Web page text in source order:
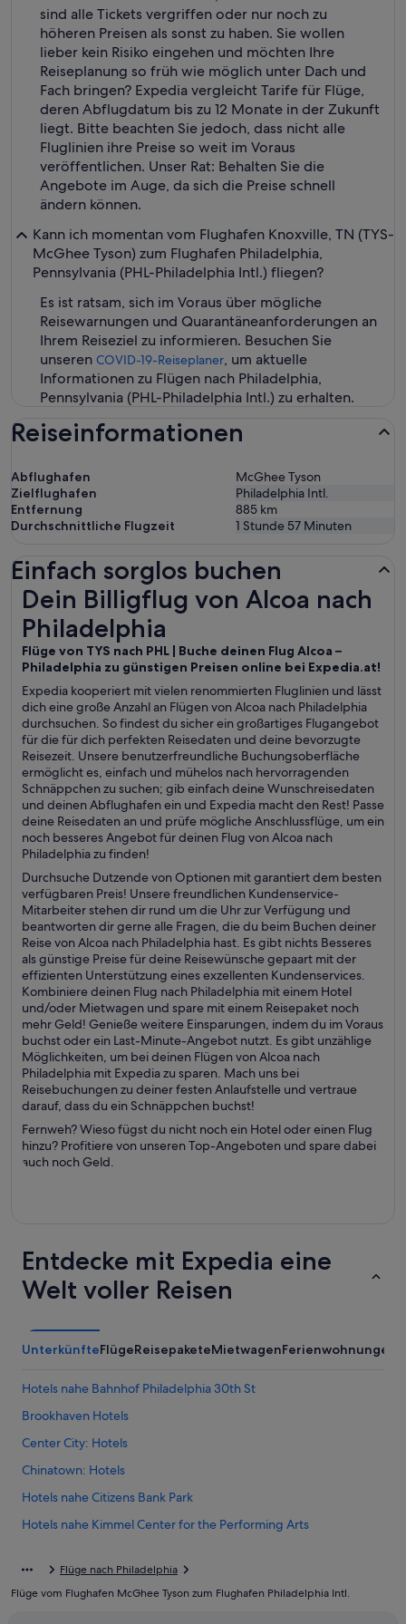
sind alle Tickets vergriffen oder nur noch zu
höheren Preisen als sonst zu haben. Sie wollen
lieber kein Risiko eingehen und möchten Ihre
Reiseplanung so früh wie möglich unter Dach und
Fach bringen? Expedia vergleicht Tarife für Flüge,
deren Abflugdatum bis zu 12 Monate in der Zukunft
liegt. Bitte beachten Sie jedoch, dass nicht alle
Fluglinien ihre Preise so weit im Voraus
veröffentlichen. Unser Rat: Behalten Sie die
Angebote im Auge, da sich die Preise schnell
ändern können.
Kann ich momentan vom Flughafen Knoxville, TN (TYS-
McGhee Tyson) zum Flughafen Philadelphia,
Pennsylvania (PHL-Philadelphia Intl.) fliegen?
Es ist ratsam, sich im Voraus über mögliche
Reisewarnungen und Quarantäneanforderungen an
Ihrem Reiseziel zu informieren. Besuchen Sie
unseren COVID-19-Reiseplaner, um aktuelle
Informationen zu Flügen nach Philadelphia,
Pennsylvania (PHL-Philadelphia Intl.) zu erhalten.
Reiseinformationen
Abflughafen
McGhee Tyson
Zielflughafen
Philadelphia Intl.
Entfernung
885 km
Durchschnittliche Flugzeit
1 Stunde 57 Minuten
Einfach sorglos buchen
Dein Billigflug von Alcoa nach
Philadelphia
Flüge von TYS nach PHL | Buche deinen Flug Alcoa –
Philadelphia zu günstigen Preisen online bei Expedia.at!
Expedia kooperiert mit vielen renommierten Fluglinien und lässt
dich eine große Anzahl an Flügen von Alcoa nach Philadelphia
durchsuchen. So findest du sicher ein großartiges Flugangebot
für die für dich perfekten Reisedaten und deine bevorzugte
Reisezeit. Unsere benutzerfreundliche Buchungsoberfläche
ermöglicht es, einfach und mühelos nach hervorragenden
Schnäppchen zu suchen; gib einfach deine Wunschreisedaten
und deinen Abflughafen ein und Expedia macht den Rest! Passe
deine Reisedaten an und prüfe mögliche Anschlussflüge, um ein
noch besseres Angebot für deinen Flug von Alcoa nach
Philadelphia zu finden!
Durchsuche Dutzende von Optionen mit garantiert dem besten
verfügbaren Preis! Unsere freundlichen Kundenservice-
Mitarbeiter stehen dir rund um die Uhr zur Verfügung und
beantworten dir gerne alle Fragen, die du beim Buchen deiner
Reise von Alcoa nach Philadelphia hast. Es gibt nichts Besseres
als günstige Preise für deine Reisewünsche gepaart mit der
effizienten Unterstützung eines exzellenten Kundenservices.
Kombiniere deinen Flug nach Philadelphia mit einem Hotel
und/oder Mietwagen und spare mit einem Reisepaket noch
mehr Geld! Genieße weitere Einsparungen, indem du im Voraus
buchst oder ein Last-Minute-Angebot nutzt. Es gibt unzählige
Möglichkeiten, um bei deinen Flügen von Alcoa nach
Philadelphia mit Expedia zu sparen. Mach uns bei
Reisebuchungen zu deiner festen Anlaufstelle und vertraue
darauf, dass du ein Schnäppchen buchst!
Fernweh? Wieso fügst du nicht noch ein Hotel oder einen Flug
hinzu? Profitiere von unseren Top-Angeboten und spare dabei
auch noch Geld.
Dein Billigflug von Alcoa nach Philadelphia
Entdecke mit Expedia eine
Welt voller Reisen
UnterkünfteFlügeReisepaketeMietwagenFerienwohnungen
Hotels nahe Bahnhof Philadelphia 30th St
Brookhaven Hotels
Center City: Hotels
Chinatown: Hotels
Hotels nahe Citizens Bank Park
Hotels nahe Kimmel Center for the Performing Arts
Hotels nahe Lincoln Financial Field
Flüge nach Philadelphia
Flüge vom Flughafen McGhee Tyson zum Flughafen Philadelphia Intl.